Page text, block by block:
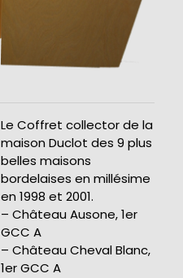
Le Coffret collector de la
maison Duclot des 9 plus
belles maisons
bordelaises en millésime
en 1998 et 2001.
– Château Ausone, 1er
GCC A
– Château Cheval Blanc,
1er GCC A